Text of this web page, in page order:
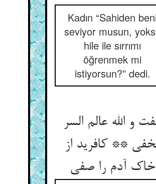
Kadın “Sahiden
seviyor musun,
hile ile sırrımı
öğrenmek mi
istiyorsun?” dedi.
و الله عالم السر
** کافرید از